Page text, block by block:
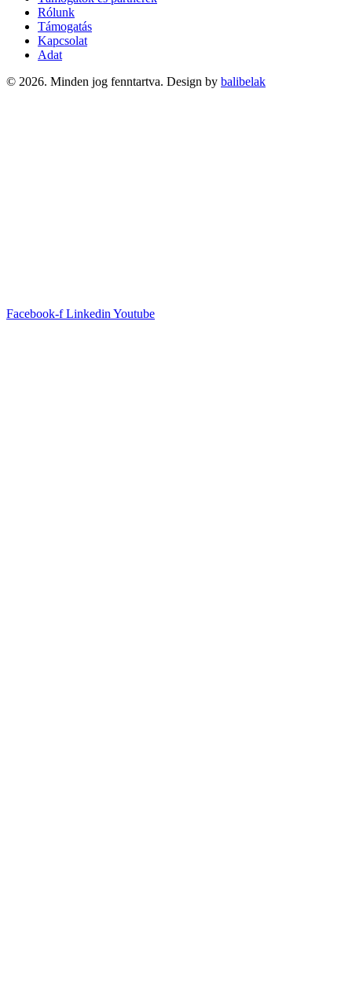
Rólunk
Támogatás
Kapcsolat
Adat
© 2026. Minden jog fenntartva. Design by balibelak
Facebook-f Linkedin Youtube